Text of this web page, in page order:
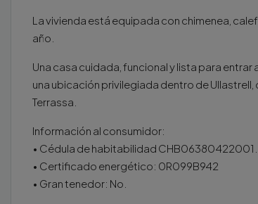
La vivienda está equipada con chimenea,
año.
Una casa cuidada, funcional y lista para
una ubicación privilegiada dentro de
Terrassa.
Información al consumidor:
• Cédula de habitabilidad CHB06380422001.
• Certificado energético: 0R099B942
• Gran tenedor: No.